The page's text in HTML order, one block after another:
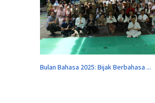
Bulan Bahasa 2025: Bijak Berbahasa ...